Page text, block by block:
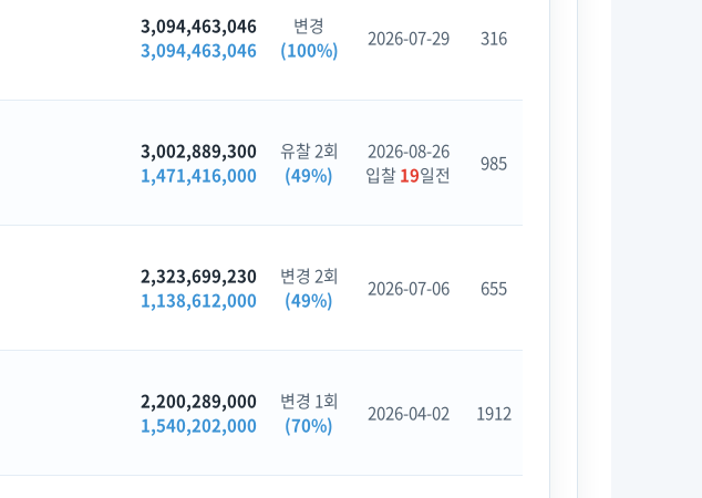
3,094,463,046
3,094,463,046
변경
(100%)
2026-07-29 316
3,002,889,300
1,471,416,000
유찰 2회
(49%)
2026-08-26
입찰19일전 985
2,323,699,230
1,138,612,000
변경 2회
(49%)
2026-07-06 655
2,200,289,000
1,540,202,000
변경 1회
(70%)
2026-04-02 1912